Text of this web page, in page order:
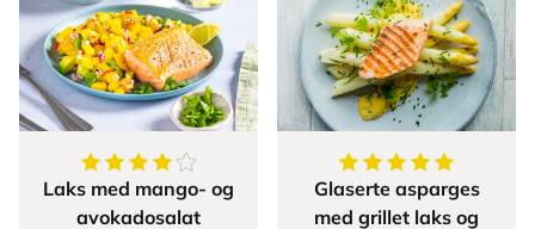
4.826086956521739
stjerner
Laks med mango- og
avokadosalat
5av5stjerner
Glaserte asparges
med grillet laks og